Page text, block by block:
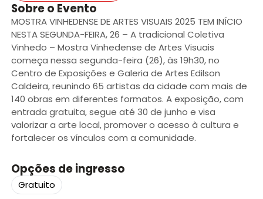
Sobre o Evento
MOSTRA VINHEDENSE DE ARTES VISUAIS 2025 TEM INÍCIO
NESTA SEGUNDA-FEIRA, 26 – A tradicional Coletiva
Vinhedo – Mostra Vinhedense de Artes Visuais
começa nessa segunda-feira (26), às 19h30, no
Centro de Exposições e Galeria de Artes Edilson
Caldeira, reunindo 65 artistas da cidade com mais de
140 obras em diferentes formatos. A exposição, com
entrada gratuita, segue até 30 de junho e visa
valorizar a arte local, promover o acesso à cultura e
fortalecer os vínculos com a comunidade.
Opções de ingresso
Gratuito